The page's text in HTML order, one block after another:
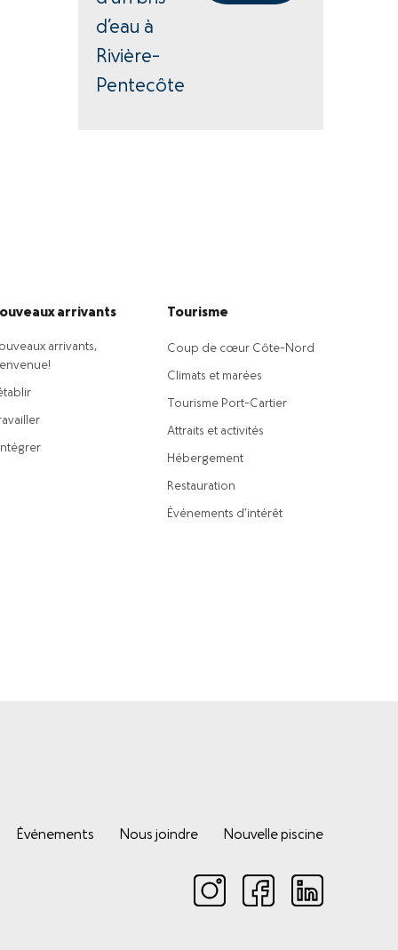
d’eau à
Rivière-
Pentecôte
arrivants
arrivants,
Tourisme
Coup de cœur Côte-Nord
Climats et marées
Tourisme Port-Cartier
Attraits et activités
Hébergement
Restauration
Événements d’intérêt
Événements Nous joindre Nouvelle piscine